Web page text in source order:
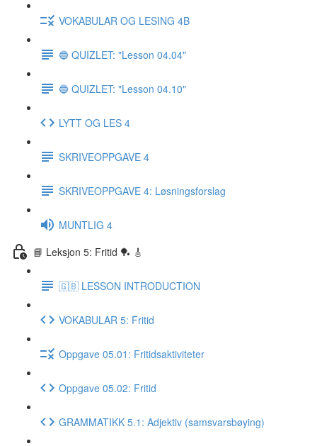
VOKABULAR OG LESING 4B
🔵 QUIZLET: "Lesson 04.04"
🔵 QUIZLET: "Lesson 04.10"
LYTT OG LES 4
SKRIVEOPPGAVE 4
SKRIVEOPPGAVE 4: Løsningsforslag
MUNTLIG 4
📘 Leksjon 5: Fritid 🏓 🎸
🇬🇧 LESSON INTRODUCTION
VOKABULAR 5: Fritid
Oppgave 05.01: Fritidsaktiviteter
Oppgave 05.02: Fritid
GRAMMATIKK 5.1: Adjektiv (samsvarsbøying)